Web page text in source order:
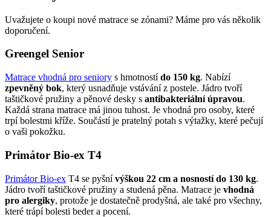
Uvažujete o koupi nové matrace se zónami? Máme pro vás několik
doporučení.
Greengel Senior
Matrace vhodná pro seniory s hmotnostído 150 kg. Nabízí
zpevněný bok, který usnadňuje vstávání z postele. Jádro tvoří
taštičkové pružiny a pěnové desky s antibakteriální úpravou.
Každá strana matrace má jinou tuhost. Je vhodná pro osoby, které
trpí bolestmi kříže. Součástí je pratelný potah s výtažky, které pečují
o vaši pokožku.
Primátor Bio-ex T4
Primátor Bio-ex T4 se pyšnívýškou 22 cm a nosností do 130 kg.
Jádro tvoří taštičkové pružiny a studená pěna. Matrace je vhodná
pro alergiky, protože je dostatečně prodyšná, ale také pro všechny,
které trápí bolesti beder a pocení.